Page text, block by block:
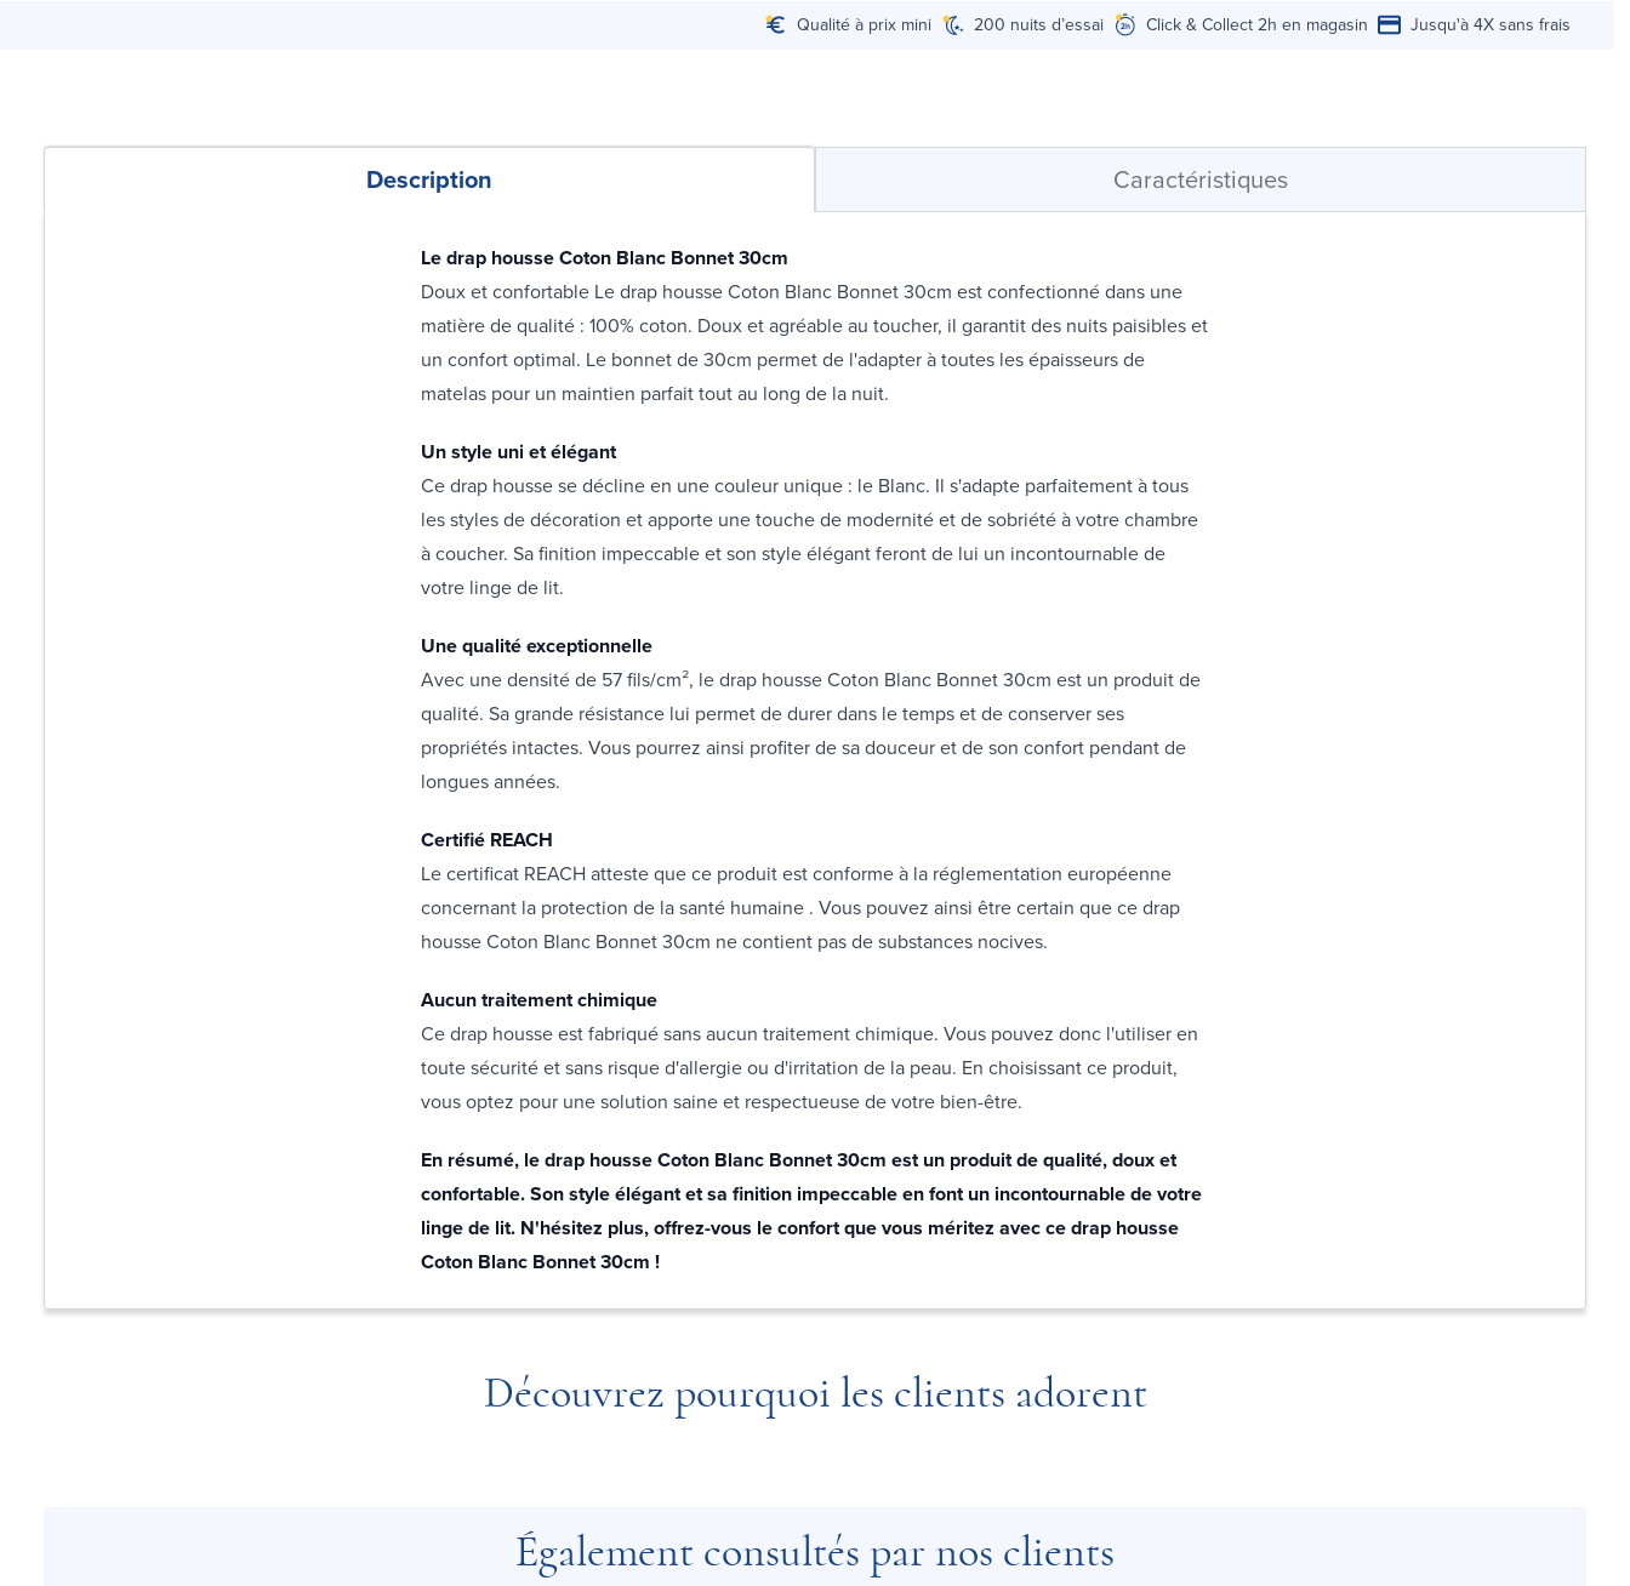
Qualité à prix mini 200 nuits d’essai Click & Collect 2h en magasin Jusqu'à 4X sans frais
Description Caractéristiques
Le drap housse Coton Blanc Bonnet 30cm
Doux et confortable Le drap housse Coton Blanc Bonnet 30cm est confectionné dans une
matière de qualité : 100% coton. Doux et agréable au toucher, il garantit des nuits paisibles et
un confort optimal. Le bonnet de 30cm permet de l'adapter à toutes les épaisseurs de
matelas pour un maintien parfait tout au long de la nuit.
Un style uni et élégant
Ce drap housse se décline en une couleur unique : le Blanc. Il s'adapte parfaitement à tous
les styles de décoration et apporte une touche de modernité et de sobriété à votre chambre
à coucher. Sa finition impeccable et son style élégant feront de lui un incontournable de
votre linge de lit.
Une qualité exceptionnelle
Avec une densité de 57 fils/cm², le drap housse Coton Blanc Bonnet 30cm est un produit de
qualité. Sa grande résistance lui permet de durer dans le temps et de conserver ses
propriétés intactes. Vous pourrez ainsi profiter de sa douceur et de son confort pendant de
longues années.
Certifié REACH
Le certificat REACH atteste que ce produit est conforme à la réglementation européenne
concernant la protection de la santé humaine . Vous pouvez ainsi être certain que ce drap
housse Coton Blanc Bonnet 30cm ne contient pas de substances nocives.
Aucun traitement chimique
Ce drap housse est fabriqué sans aucun traitement chimique. Vous pouvez donc l'utiliser en
toute sécurité et sans risque d'allergie ou d'irritation de la peau. En choisissant ce produit,
vous optez pour une solution saine et respectueuse de votre bien-être.
En résumé, le drap housse Coton Blanc Bonnet 30cm est un produit de qualité, doux et
confortable. Son style élégant et sa finition impeccable en font un incontournable de votre
linge de lit. N'hésitez plus, offrez-vous le confort que vous méritez avec ce drap housse
Coton Blanc Bonnet 30cm !
Découvrez pourquoi les clients adorent
Également consultés par nos clients